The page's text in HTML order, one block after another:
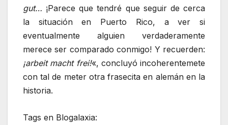
gut… ¡Parece que tendré que seguir de cerca
la situación en Puerto Rico, a ver si
eventualmente alguien verdaderamente
merece ser comparado conmigo! Y recuerden:
¡arbeit macht frei!«, concluyó incoherentemete
con tal de meter otra frasecita en alemán en la
historia.
Tags en Blogalaxia: